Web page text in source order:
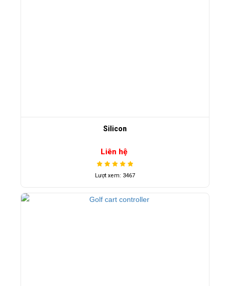
Silicon
Liên hệ
Lượt xem: 3467